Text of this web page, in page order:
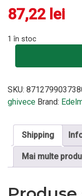
87,22 lei
1 în stoc
SKU:
ghivece Brand:
Shipping
Mai multe